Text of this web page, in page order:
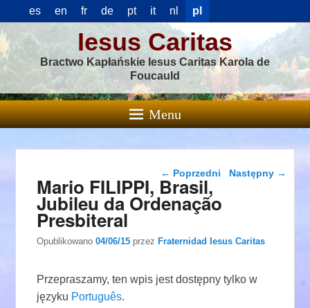
es en fr de pt it nl pl
Iesus Caritas
Bractwo Kapłańskie Iesus Caritas Karola de
Foucauld
Menu
Nawigacja wpisu
← Poprzedni Następny →
Mario FILIPPI, Brasil,
Jubileu da Ordenação
Presbiteral
Opublikowano04/06/15 przezFraternidad Iesus Caritas
Przepraszamy, ten wpis jest dostępny tylko w
języku Português.